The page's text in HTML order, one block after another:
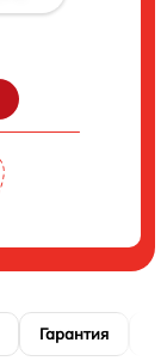
Гарантия